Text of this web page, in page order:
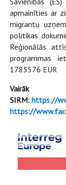
apmainīties ar
migrantu
politikas
Reģionālās
programmas
1785576 EUR
SIRM: https://
https://